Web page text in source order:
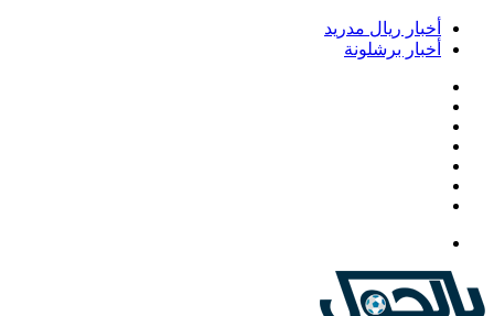
ريال مدريد
برشلونة